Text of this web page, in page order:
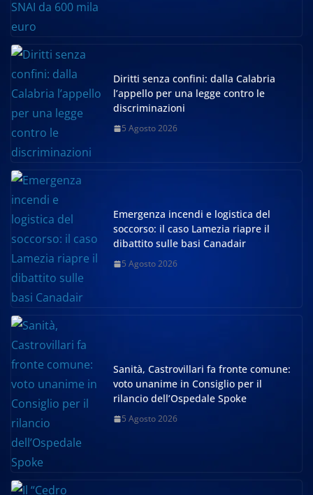
Diritti senza confini: dalla Calabria
l’appello per una legge contro le
discriminazioni
5 Agosto 2026
Emergenza incendi e logistica del
soccorso: il caso Lamezia riapre il
dibattito sulle basi Canadair
5 Agosto 2026
Sanità, Castrovillari fa fronte comune:
voto unanime in Consiglio per il
rilancio dell’Ospedale Spoke
5 Agosto 2026